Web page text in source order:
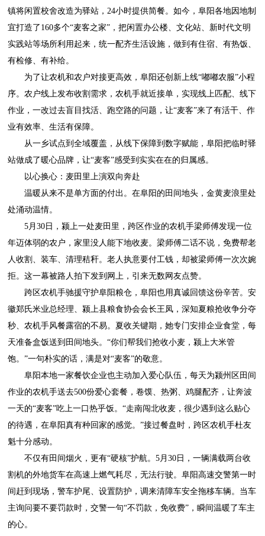
镇将闲置校舍改造为驿站，24小时提供简餐。如今，阜阳各地因地制
宜打造了160多个“麦客之家”，把闲置办公楼、文化站、新时代文明
实践站等场所利用起来，统一配齐生活设施，做到有住宿、有热饭、
有检修、有补给。
为了让农机和农户对接更高效，阜阳还创新上线“嘟嘟农服”小程
序。农户线上发布收割需求，农机手就近接单，实现线上匹配、线下
作业，一改过去盲目找活、跑空路的问题，让“麦客”来了有活干、作
业有效率、生活有保障。
从一乡试点到全域覆盖，从线下保障到数字赋能，阜阳把临时驿
站做成了暖心品牌，让“麦客”感受到实实在在的归属感。
以心换心：麦田里上演双向奔赴
温暖从来不是单方面的付出。在阜阳的田间地头，金黄麦浪里处
处涌动温情。
5月30日，颍上一处麦田里，跨区作业的农机手梁师傅发现一位
年迈体弱的农户，家里没人能下地收麦。梁师傅二话不说，免费帮老
人收割、装车、清理秸秆。老人执意要付工钱，却被梁师傅一次次婉
拒。这一幕被路人拍下发到网上，引来无数网友点赞。
跨区农机手驰援守护阜阳粮仓，阜阳也用真诚回馈这份辛苦。安
徽郑氏米业总经理、颍上县粮食协会会长王凤，深知夏粮抢收争分夺
秒、农机手风餐露宿的不易。夏收关键期，她专门安排企业食堂，每
天准备盒饭送到田间地头。“你们帮我们抢收小麦，颍上大米管
饱。”一句朴实的话，满是对“麦客”的敬意。
阜阳本地一家餐饮企业也主动加入爱心队伍，每天为颍州区田间
作业的农机手送去500份爱心套餐，卷馍、热粥、鸡腿配齐，让奔波
一天的“麦客”吃上一口热乎饭。“走南闯北收麦，很少遇到这么贴心
的待遇，在阜阳真有种回家的感觉。”接过餐盘时，跨区农机手杜友
魁十分感动。
不仅有田间烟火，更有“硬核”护航。5月30日，一辆满载两台收
割机的外地货车在高速上燃气耗尽，无法行驶。阜阳高速交警第一时
间赶到现场，警车护尾、设置防护，调来清障车安全拖移车辆。当车
主询问要不要罚款时，交警一句“不罚款，免收费”，瞬间温暖了车主
的心。